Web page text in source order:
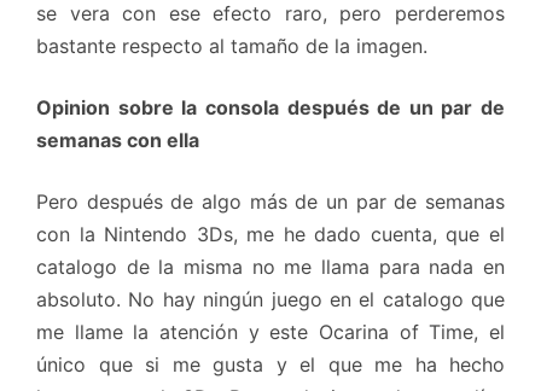
se vera con ese efecto raro, pero perderemos
bastante respecto al tamaño de la imagen.
Opinion sobre la consola después de un par de
semanas con ella
Pero después de algo más de un par de semanas
con la Nintendo 3Ds, me he dado cuenta, que el
catalogo de la misma no me llama para nada en
absoluto. No hay ningún juego en el catalogo que
me llame la atención y este Ocarina of Time, el
único que si me gusta y el que me ha hecho